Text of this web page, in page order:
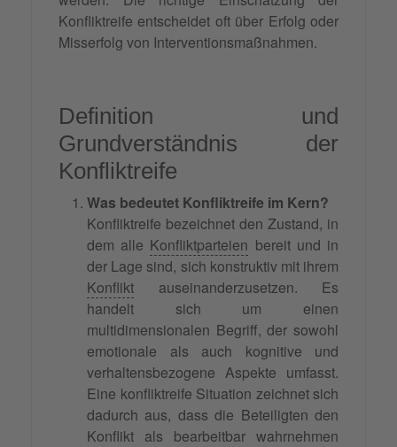
Konfliktreife entscheidet oft über Erfolg oder
Misserfolg von Interventionsmaßnahmen.
Definition und
Grundverständnis der
Konfliktreife
Was bedeutet Konfliktreife im Kern?
Konfliktreife bezeichnet den Zustand, in
dem alle Konfliktparteien bereit und in
der Lage sind, sich konstruktiv mit ihrem
Konflikt auseinanderzusetzen. Es
handelt sich um einen
multidimensionalen Begriff, der sowohl
emotionale als auch kognitive und
verhaltensbezogene Aspekte umfasst.
Eine konfliktreife Situation zeichnet sich
dadurch aus, dass die Beteiligten den
Konflikt als bearbeitbar wahrnehmen